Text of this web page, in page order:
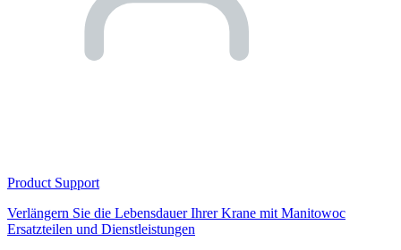
Product Support
Verlängern Sie die Lebensdauer Ihrer Krane mit Manitowoc
Ersatzteilen und Dienstleistungen